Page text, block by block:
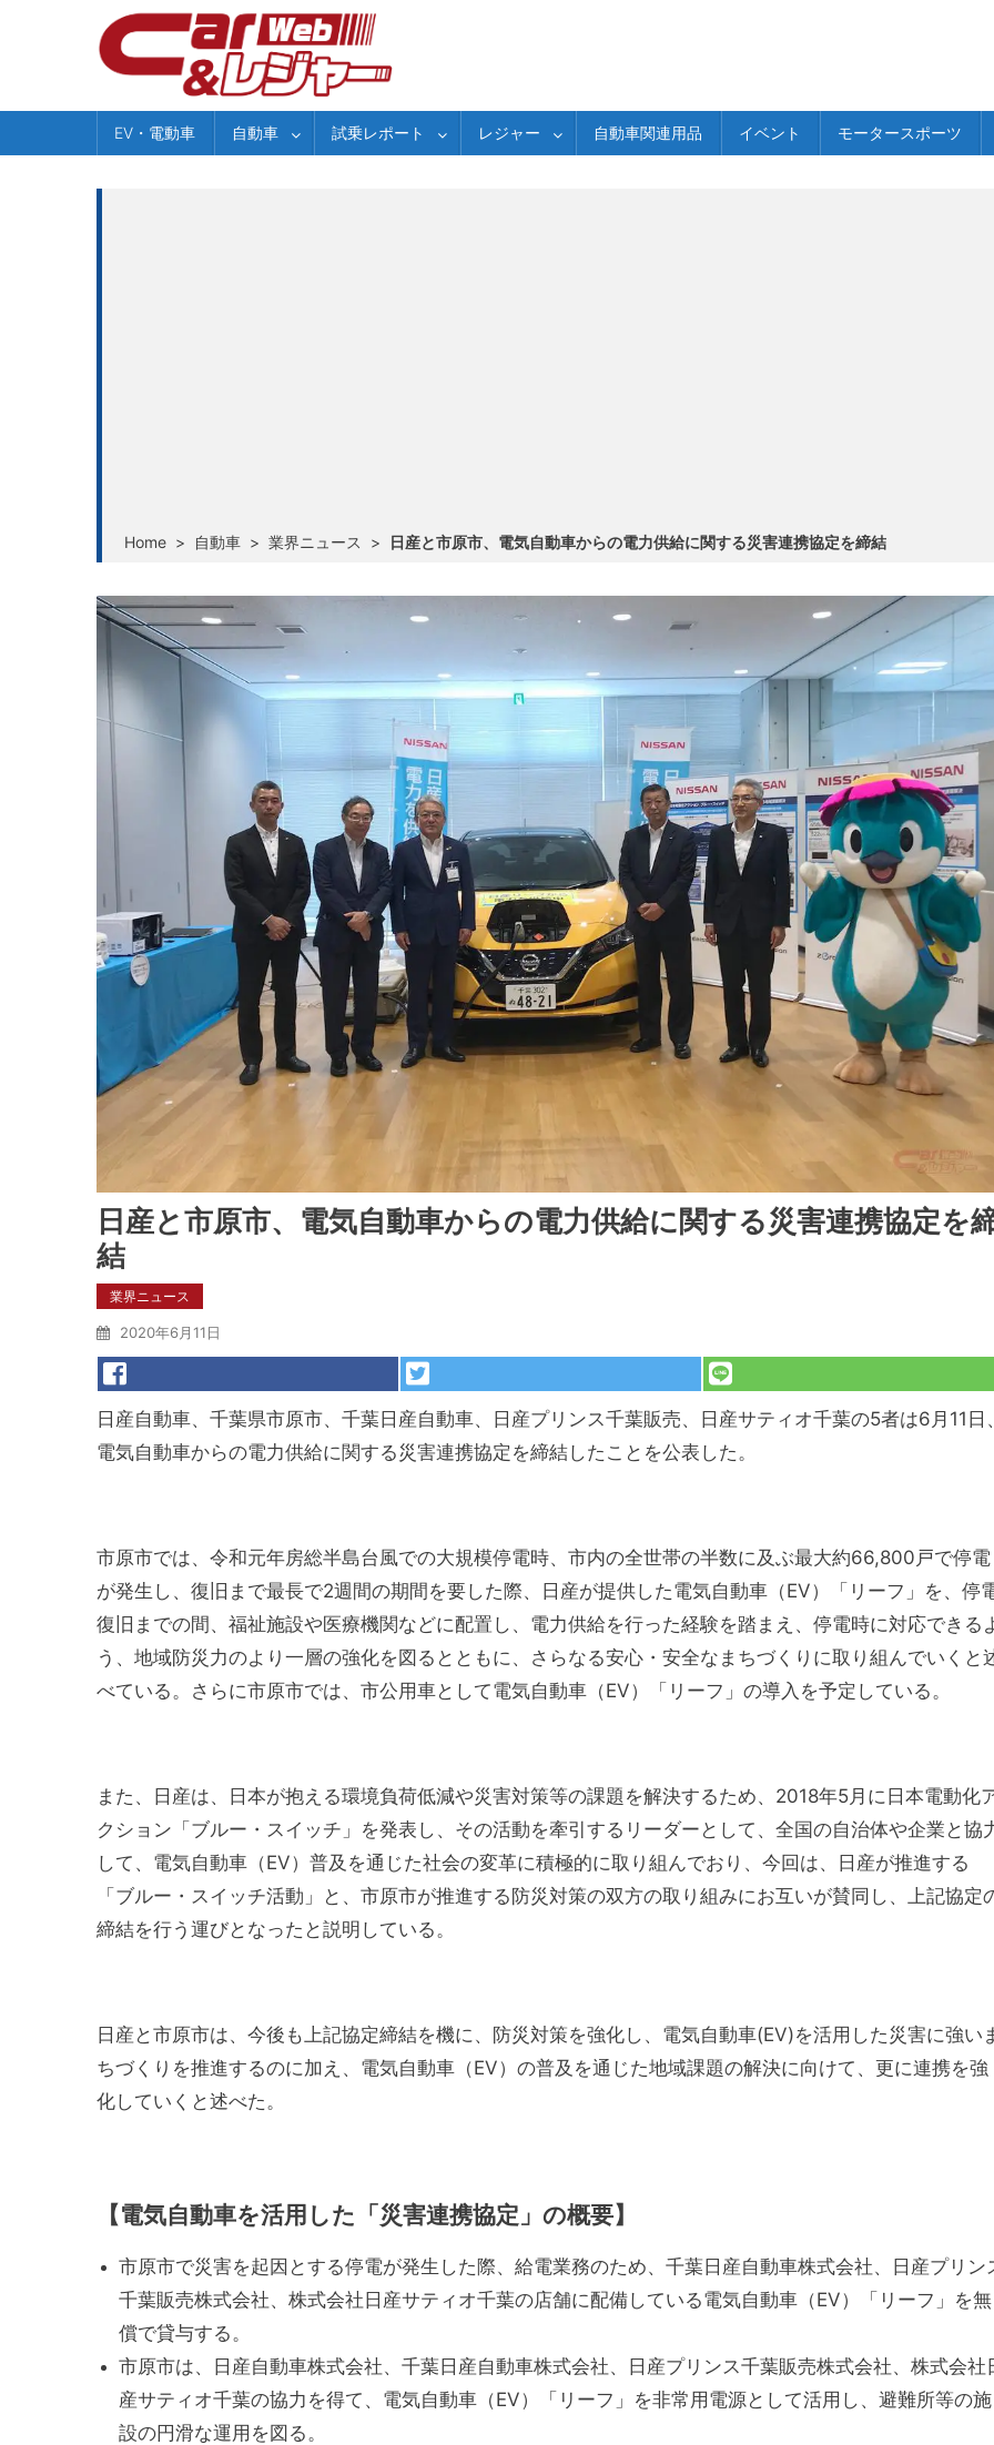
EV・電動車 自動車 試乗レポート レジャー 自動車関連用品 イベント モータースポーツ
Home > 自動車 > 業界ニュース > 日産と市原市、電気自動車からの電力供給に関する災害連携協定を締結
日産と市原市、電気自動車からの電力供給に関する災害連携協定を
結
業界ニュース
2020年6月11日
日産自動車、千葉県市原市、千葉日産自動車、日産プリンス千葉販売、日産サティオ千葉の5者は6月11日
電気自動車からの電力供給に関する災害連携協定を締結したことを公表した。
市原市では、令和元年房総半島台風での大規模停電時、市内の全世帯の半数に及ぶ最大約66,800戸で停電
が発生し、復旧まで最長で2週間の期間を要した際、日産が提供した電気自動車（EV）「リーフ」を、停
復旧までの間、福祉施設や医療機関などに配置し、電力供給を行った経験を踏まえ、停電時に対応できる
う、地域防災力のより一層の強化を図るとともに、さらなる安心・安全なまちづくりに取り組んでいくと
べている。さらに市原市では、市公用車として電気自動車（EV）「リーフ」の導入を予定している。
また、日産は、日本が抱える環境負荷低減や災害対策等の課題を解決するため、2018年5月に日本電動化
クション「ブルー・スイッチ」を発表し、その活動を牽引するリーダーとして、全国の自治体や企業と協
して、電気自動車（EV）普及を通じた社会の変革に積極的に取り組んでおり、今回は、日産が推進する
「ブルー・スイッチ活動」と、市原市が推進する防災対策の双方の取り組みにお互いが賛同し、上記協定
締結を行う運びとなったと説明している。
日産と市原市は、今後も上記協定締結を機に、防災対策を強化し、電気自動車(EV)を活用した災害に強い
ちづくりを推進するのに加え、電気自動車（EV）の普及を通じた地域課題の解決に向けて、更に連携を強
化していくと述べた。
【電気自動車を活用した「災害連携協定」の概要】
市原市で災害を起因とする停電が発生した際、給電業務のため、千葉日産自動車株式会社、日産プリン
千葉販売株式会社、株式会社日産サティオ千葉の店舗に配備している電気自動車（EV）「リーフ」を無
償で貸与する。
市原市は、日産自動車株式会社、千葉日産自動車株式会社、日産プリンス千葉販売株式会社、株式会社
産サティオ千葉の協力を得て、電気自動車（EV）「リーフ」を非常用電源として活用し、避難所等の施
設の円滑な運用を図る。